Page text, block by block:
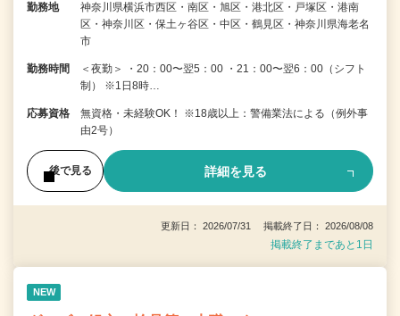
勤務地
神奈川県横浜市西区・南区・旭区・港北区・戸塚区・港南
区・神奈川区・保土ヶ谷区・中区・鶴見区・神奈川県海老名
市
勤務時間
＜夜勤＞ ・20：00〜翌5：00 ・21：00〜翌6：00（シフト
制） ※1日8時…
応募資格
無資格・未経験OK！ ※18歳以上：警備業法による（例外事
由2号）
後で見る 詳細を見る
更新日： 2026/07/31 掲載終了日： 2026/08/08
掲載終了まであと1日
NEW